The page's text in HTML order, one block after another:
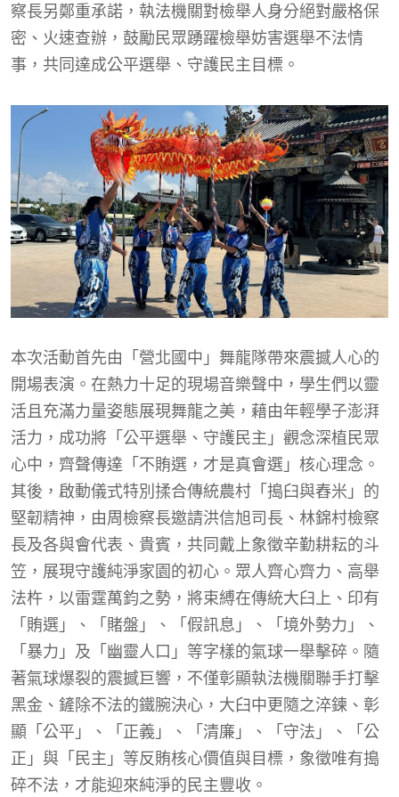
察長另鄭重承諾，執法機關對檢舉人身分絕對嚴格保
密、火速查辦，鼓勵民眾踴躍檢舉妨害選舉不法情
事，共同達成公平選舉、守護民主目標。
本次活動首先由「營北國中」舞龍隊帶來震撼人心的
開場表演。在熱力十足的現場音樂聲中，學生們以靈
活且充滿力量姿態展現舞龍之美，藉由年輕學子澎湃
活力，成功將「公平選舉、守護民主」觀念深植民眾
心中，齊聲傳達「不賄選，才是真會選」核心理念。
其後，啟動儀式特別揉合傳統農村「搗臼與舂米」的
堅韌精神，由周檢察長邀請洪信旭司長、林錦村檢察
長及各與會代表、貴賓，共同戴上象徵辛勤耕耘的斗
笠，展現守護純淨家園的初心。眾人齊心齊力、高舉
法杵，以雷霆萬鈞之勢，將束縛在傳統大臼上、印有
「賄選」、「賭盤」、「假訊息」、「境外勢力」、
「暴力」及「幽靈人口」等字樣的氣球一舉擊碎。隨
著氣球爆裂的震撼巨響，不僅彰顯執法機關聯手打擊
黑金、鏟除不法的鐵腕決心，大臼中更隨之淬鍊、彰
顯「公平」、「正義」、「清廉」、「守法」、「公
正」與「民主」等反賄核心價值與目標，象徵唯有搗
碎不法，才能迎來純淨的民主豐收。